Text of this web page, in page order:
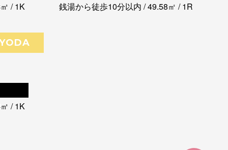
/ 1K 銭湯から徒歩10分以内 / 49.58㎡ / 1R
/ 1K